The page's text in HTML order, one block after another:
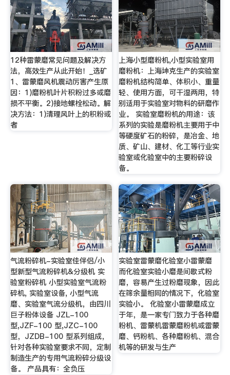
12种雷蒙磨常见问题及解决方
法，高效生产从此开始！_选矿
1、雷蒙磨风机震动厉害产生原
因：1)磨粉机叶片积粉过多或磨
损不平衡。2)接地螺栓松动。解
决方法：1)清理风叶上的积粉或
者
上海小型磨粉机,小型实验室用
磨粉机：上海坤克生产的实验室
磨粉机结构简单、体积小、重量
轻、使用方面，可干湿两用，特
别适用于实验室对物料的研磨作
业。 实验室磨粉机的用途：该
系列的实验是磨粉机主要用于中
等硬度矿石的粉碎，是冶金、地
质、矿山、建材、化工等行业实
验室或化验室中的主要粉碎设
备。
气流粉碎机-实验室佳伴侣/小
型新型气流粉碎机&分级机 实
验室粉碎机 小型实验室气流粉
碎机, 实验室设备, 小型气流
磨、实验室气流分级机，由四川
巨子粉体设备 JZL-100
型,JZF-100 型,JZC-100
型，JZDB-100 型系列组成，
针对各种实验室要求不同，定制
制造生产的专用气流粉碎分级设
备。 产品具有：全负压
实验室雷蒙磨化验室小雷蒙磨
而化验室实验小磨是间歇式粉
磨，容易产生过粉磨现象，因此
在筛余量相同的情况下，化验室
实验小。 化验室小雷蒙磨成立
于年，是一家专门致力于各种磨
粉机、雷蒙机雷蒙磨粉机或雷蒙
磨、钙粉机、各种磨粉机、混合
机等的研发与生产